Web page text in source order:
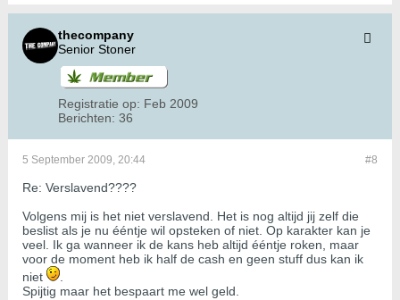
thecompany
Senior Stoner
Registratie op: Feb 2009
Berichten: 36
#8
5 September 2009, 20:44
Re: Verslavend????
Volgens mij is het niet verslavend. Het is nog altijd jij zelf die
beslist als je nu ééntje wil opsteken of niet. Op karakter kan je
veel. Ik ga wanneer ik de kans heb altijd ééntje roken, maar
voor de moment heb ik half de cash en geen stuff dus kan ik
niet
Spijtig maar het bespaart me wel geld.